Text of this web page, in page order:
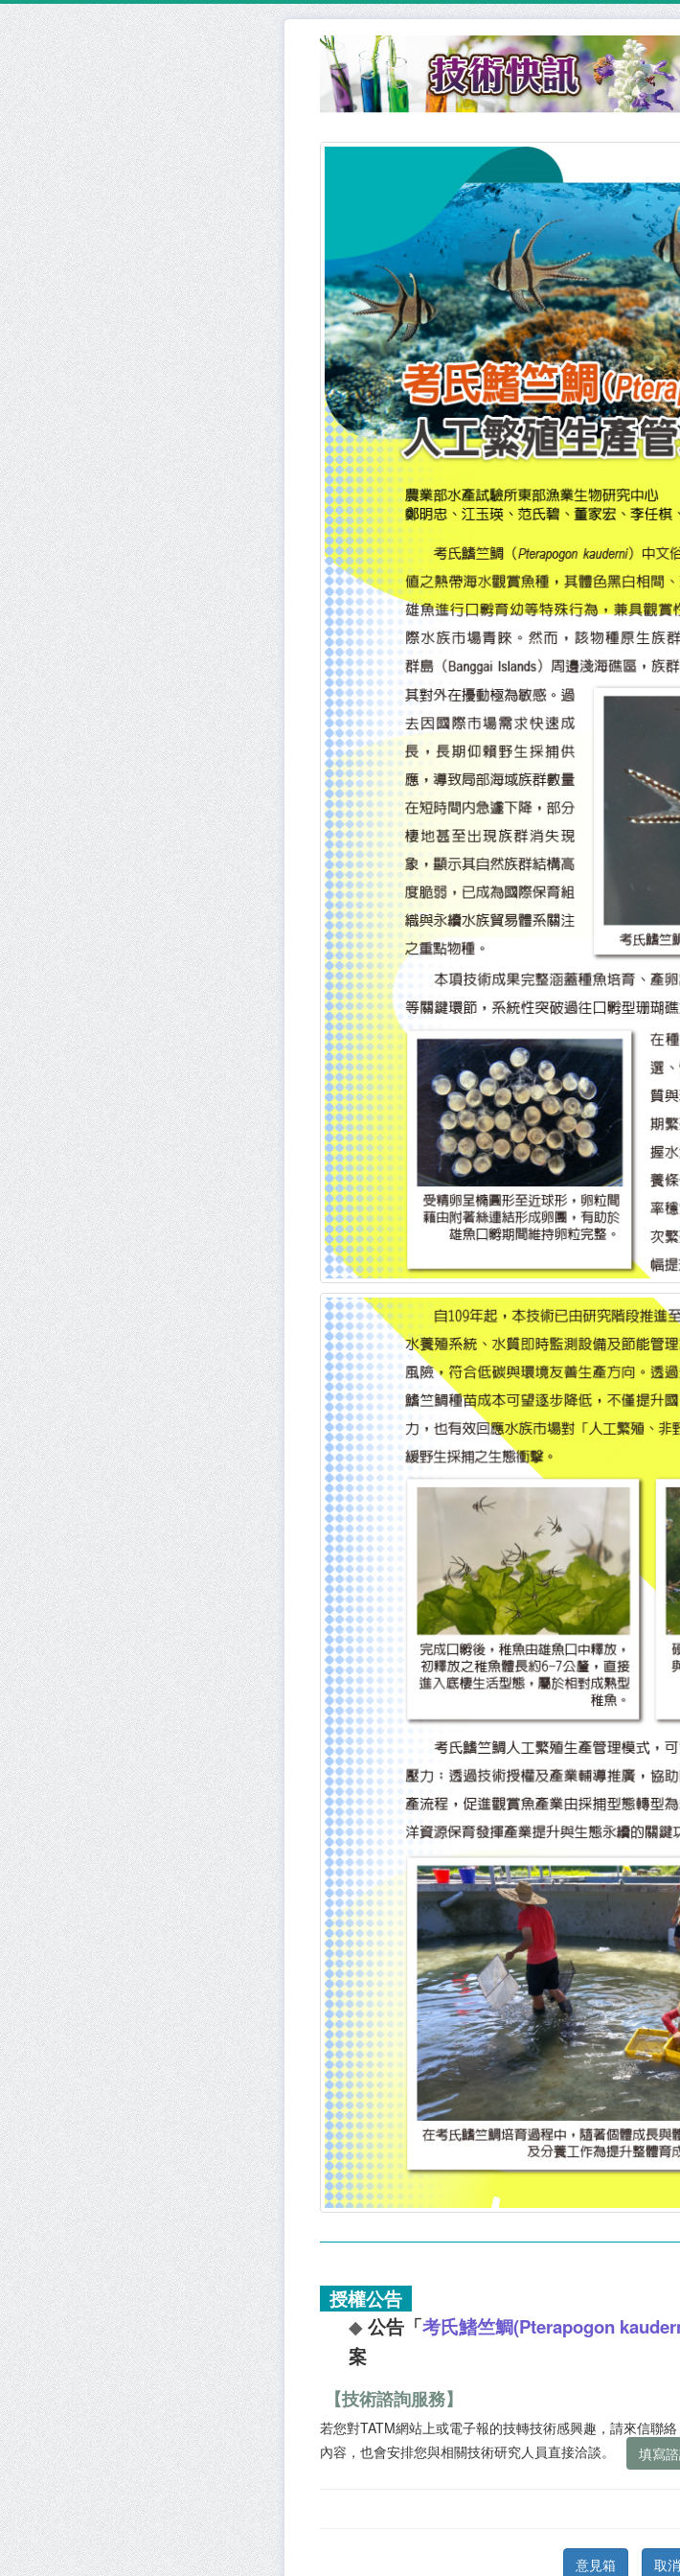
授權公告
◆公告 「考氏鰭竺鯛(Pterapogon
案
【技術諮詢服務】
若您對TATM網站上或電子報的技轉技術感興趣，請來信聯
內容，也會安排您與相關技術研究人員直接洽談。
填寫
意見箱 取